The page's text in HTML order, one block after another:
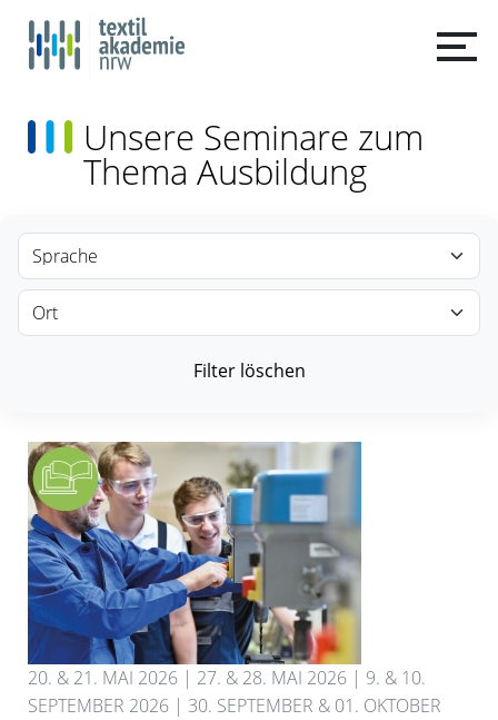
Unsere Seminare zum
Thema Ausbildung
Filter löschen
20. & 21. MAI 2026 | 27. & 28. MAI 2026 | 9. & 10.
SEPTEMBER 2026 | 30. SEPTEMBER & 01. OKTOBER